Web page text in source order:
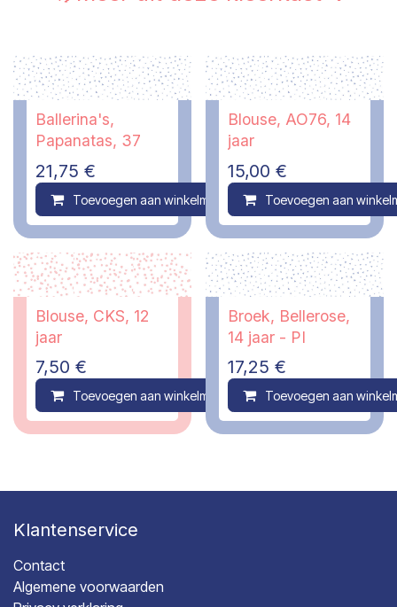
Ballerina's,
Papanatas, 37
21,75 €
Toevoegen aan winkelmandje Compare
Blouse, AO76, 14
jaar
15,00 €
Toevoegen aan
Blouse, CKS, 12
jaar
7,50 €
Toevoegen aan winkelmandje Compare
Broek, Bellerose,
14 jaar - PI
17,25 €
Toevoegen aan
Klantenservice
Contact
Algemene voorwaarden